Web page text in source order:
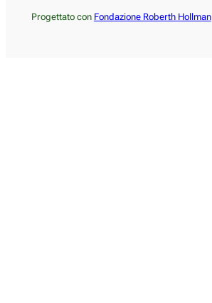
Progettato con Fondazione Roberth Hollman